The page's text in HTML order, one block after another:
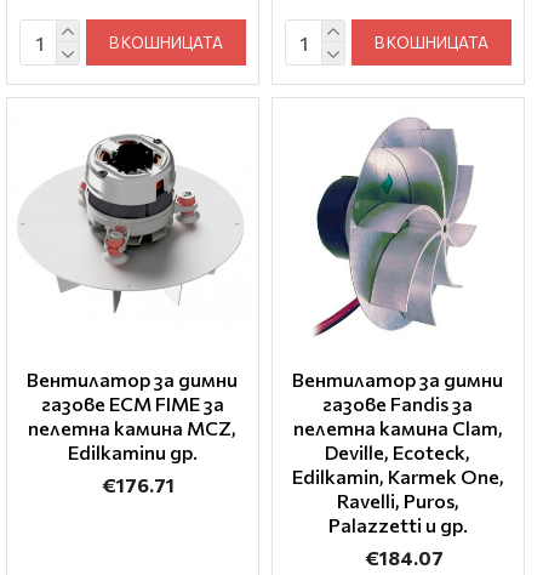
В КОШНИЦАТА В КОШНИЦАТА
Вентилатор за димни
газове ECM FIME за
пелетна камина MCZ,
Edilkaminи др.
€176.71
Вентилатор за димни
газове Fandis за
пелетна камина Clam,
Deville, Ecoteck,
Edilkamin, Karmek One,
Ravelli, Puros,
Palazzetti и др.
€184.07